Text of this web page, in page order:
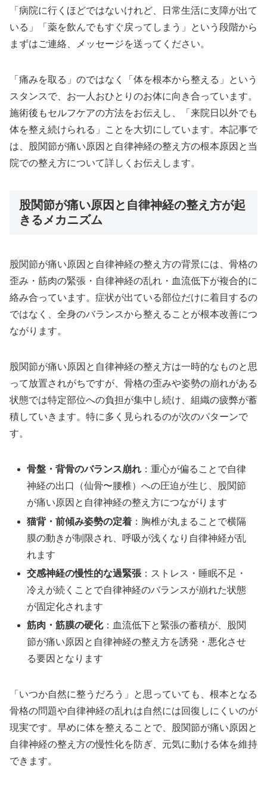
「病院に行くほどではないけれど、日常生活に支障が出て
いる」「薬を飲んでもすぐ戻ってしまう」という段階から
まずはご連絡、メッセージを送ってください。
「痛みを取る」のではなく「体を根本から整える」という
スタンスで、お一人おひとりのお体に向き合っています。
施術後もセルフケアの方法をお伝えし、「来院日以外でも
体を整え続けられる」ことを大切にしています。本記事で
は、股関節が痛い原因と自律神経の整え方の根本原因と当
院での整え方について詳しくお伝えします。
股関節が痛い原因と自律神経の整え方が起
きるメカニズム
股関節が痛い原因と自律神経の整え方の背景には、骨格の
歪み・筋肉の緊張・自律神経の乱れ・血流低下が複合的に
絡み合っています。症状が出ている部位だけに着目するの
ではなく、全身のバランスから整えることが根本改善につ
ながります。
股関節が痛い原因と自律神経の整え方は一時的なものと思
って放置されがちですが、骨格の歪みや姿勢の崩れがある
状態では特定部位への負担が集中し続け、組織の疲弊が蓄
積していきます。特に多く見られるのが次のパターンで
す。
骨盤・背骨のバランス崩れ ：重心が偏ることで自律
神経の出口（仙骨〜腰椎）への圧迫が生じ、股関節
が痛い原因と自律神経の整え方につながります
猫背・前傾み姿勢の定着 ：胸椎が丸まることで横隔
膜の動きが制限され、呼吸が浅くなり自律神経が乱
れます
交感神経の慢性的な過緊張 ：ストレス・睡眠不足・
冷えが続くことで自律神経のバランスが崩れた状態
が固定化されます
筋肉・筋膜の硬化：血流低下と緊張の蓄積が、股関
節が痛い原因と自律神経の整え方を誘発・悪化させ
る要因となります
「いつか自然に整うだろう」と思っていても、根本となる
骨格の問題や自律神経の乱れは自然には回復しにくいのが
現実です。早めに体を整えることで、股関節が痛い原因と
自律神経の整え方の慢性化を防ぎ、元気に動ける体を維持
できます。